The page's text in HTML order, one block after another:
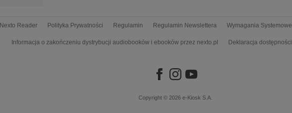
Nexto Reader Polityka Prywatności Regulamin Regulamin Newslettera Wymagania Systemowe
Informacja o zakończeniu dystrybucji audiobooków i ebooków przez nexto.pl Deklaracja dostępności
Copyright © 2026 e-Kiosk S.A.